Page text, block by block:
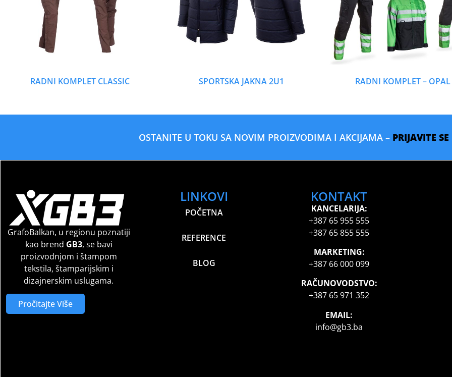
RADNI KOMPLET CLASSIC SPORTSKA JAKNA 2U1 RADNI KOMPLET – OPAL
OSTANITE U TOKU SA NOVIM PROIZVODIMA I AKCIJAMA – PRIJAVITE
GrafoBalkan, u regionu poznatiji
kao brend GB3, se bavi
proizvodnjom i štampom
tekstila, štamparijskim i
dizajnerskim uslugama.
Pročitajte Više
LINKOVI
POČETNA
REFERENCE
BLOG
KONTAKT
KANCELARIJA:
+387 65 955 555
+387 65 855 555
MARKETING:
+387 66 000 099
RAČUNOVODSTVO:
+387 65 971 352
EMAIL:
info@gb3.ba